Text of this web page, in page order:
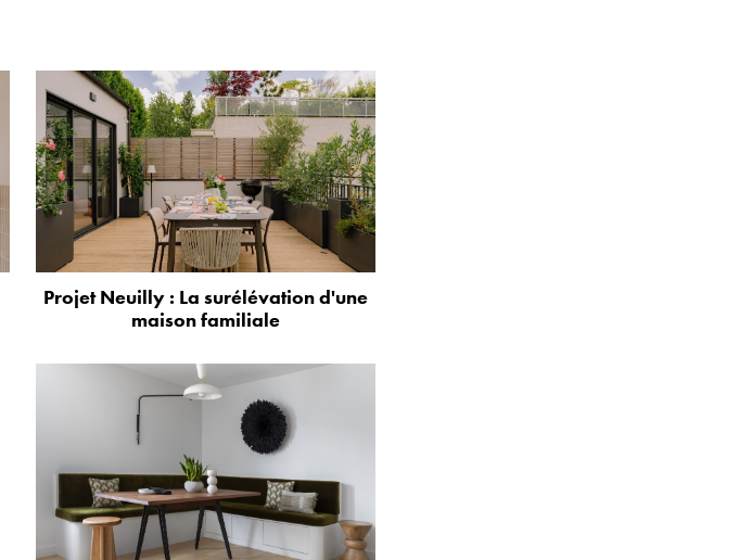
Projet Neuilly : La surélévation d'une
maison familiale